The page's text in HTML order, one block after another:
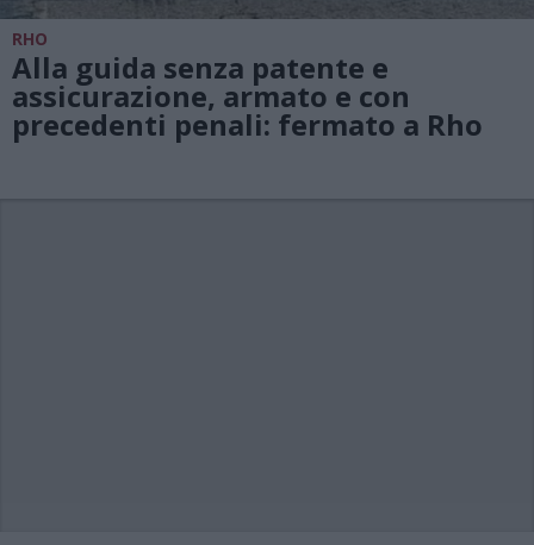
RHO
Alla guida senza patente e
assicurazione, armato e con
precedenti penali: fermato a Rho